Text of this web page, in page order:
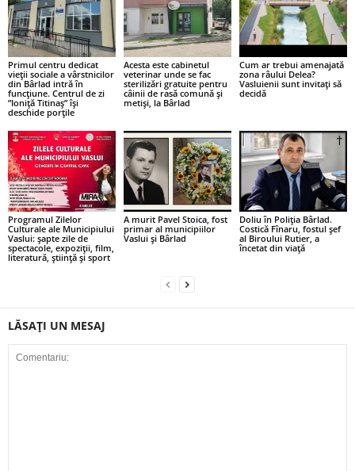
Primul centru dedicat
vieții sociale a vârstnicilor
din Bârlad intră în
funcțiune. Centrul de zi
”Ioniță Titinaș” își
deschide porțile
Acesta este cabinetul
veterinar unde se fac
sterilizări gratuite pentru
câinii de rasă comună și
metiși, la Bârlad
Cum ar trebui amenajată
zona râului Delea?
Vasluienii sunt invitați să
decidă
Programul Zilelor
Culturale ale Municipiului
Vaslui: șapte zile de
spectacole, expoziții, film,
literatură, știință și sport
A murit Pavel Stoica, fost
primar al municipiilor
Vaslui și Bârlad
Doliu în Poliția Bârlad.
Costică Fînaru, fostul șef
al Biroului Rutier, a
încetat din viață
LĂSAȚI UN MESAJ